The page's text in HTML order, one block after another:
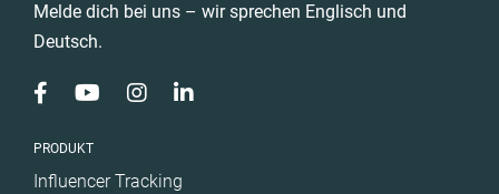
Melde dich bei uns – wir sprechen Englisch und
Deutsch.
PRODUKT
Influencer Tracking